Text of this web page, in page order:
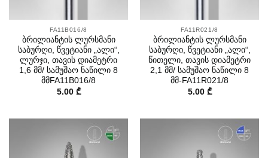
FA11B016/8
ბრილიანტის ლურსმანი
საბურღი, წვეტიანი „ალი“,
ლურჯი, თავის დიამეტრი
1,6 მმ/ სამუშაო ნაწილი 8
მმFA11B016/8
5.00 ₾
FA11R021/8
ბრილიანტის ლურსმანი
საბურღი, წვეტიანი „ალი“,
წითელი, თავის დიამეტრი
2,1 მმ/ სამუშაო ნაწილი 8
მმ-FA11R021/8
5.00 ₾